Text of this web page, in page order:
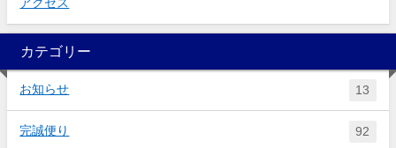
アクセス
カテゴリー
お知らせ 13
完誠便り 92